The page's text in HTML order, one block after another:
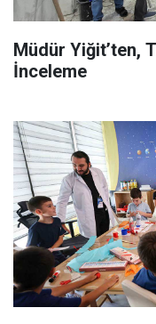
Müdür Yiğit’ten,
İnceleme